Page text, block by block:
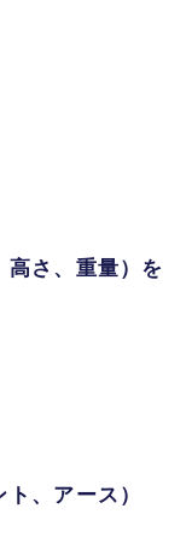
さ、重量）を
、アース）